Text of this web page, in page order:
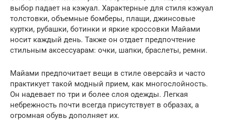
выбор падает на кэжуал. Характерные для стиля кэжуал
толстовки, объемные бомберы, плащи, джинсовые
куртки, рубашки, ботинки и яркие кроссовки Майами
носит каждый день. Также он отдает предпочтение
стильным аксессуарам: очки, шапки, браслеты, ремни.
Майами предпочитает вещи в стиле оверсайз и часто
практикует такой модный прием, как многослойность.
Он надевает по три и более слоя одежды. Легкая
небрежность почти всегда присутствует в образах, а
огромная обувь дополняет их.